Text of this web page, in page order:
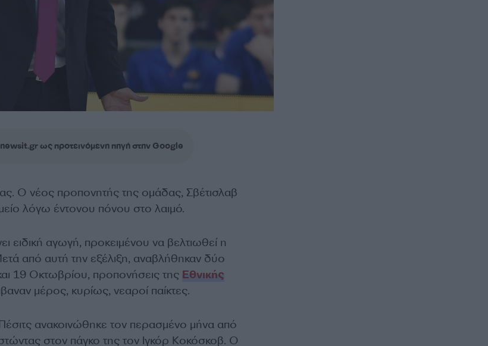
ως προτεινόμενη πηγή στην Google
Ο νέος προπονητής της ομάδας, Σβέτισλαβ
λόγω έντονου πόνου στο λαιμό.
ειδική αγωγή, προκειμένου να βελτιωθεί η
από αυτή την εξέλιξη, αναβλήθηκαν δύο
19 Οκτωβρίου, προπονήσεις της Εθνικής
μέρος, κυρίως, νεαροί παίκτες.
ανακοινώθηκε τον περασμένο μήνα από
στον πάγκο της τον Ιγκόρ Κοκόσκοβ. Ο